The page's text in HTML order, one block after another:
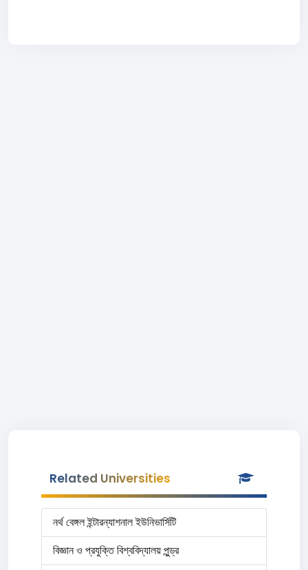
Related Universities
নর্থ বেঙ্গল ইন্টারন্যাশনাল ইউনিভার্সিটি
বিজ্ঞান ও প্রযুক্তি বিশ্ববিদ্যালয় পুন্ড্র